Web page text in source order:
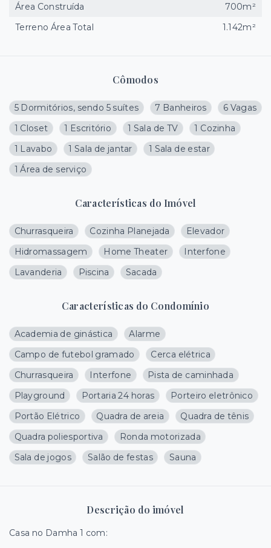
Cômodos
5 Dormitórios, sendo 5 suítes 7 Banheiros
6 Vagas
1 Closet
1 Escritório 1 Sala de TV
1 Cozinha
1 Lavabo
1 Sala de jantar
1 Sala de estar
1 Área de serviço
Características do Imóvel
Churrasqueira Cozinha Planejada
Elevador
Hidromassagem
Home Theater
Interfone
Lavanderia
Piscina Sacada
Características do Condomínio
Academia de ginástica
Alarme
Campo de futebol gramado
Cerca elétrica
Churrasqueira
Interfone
Pista de caminhada
Playground
Portaria 24 horas
Porteiro eletrônico
Portão Elétrico
Quadra de areia
Quadra de tênis
Quadra poliesportiva
Ronda motorizada
Sala de jogos
Salão de festas Sauna
Descrição do imóvel
Casa no Damha 1 com:
Área Construída
700m²
Terreno Área Total
1.142m²